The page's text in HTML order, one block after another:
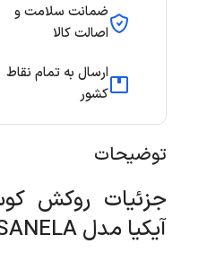
ضمانت سلامت و
اصالت کالا
ارسال به تمام نقاط
کشور
توضیحات
جزئیات روکش
آیکیا مدل SANELA رنگ سبز زیتونی